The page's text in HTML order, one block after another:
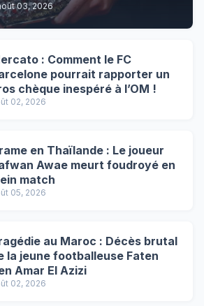
03, 2026
: Comment le FC
pourrait rapporter un
chèque inespéré à l’OM !
02, 2026
en Thaïlande : Le joueur
Awae meurt foudroyé en
match
05, 2026
au Maroc : Décès brutal
la jeune footballeuse Faten
Amar El Azizi
02, 2026